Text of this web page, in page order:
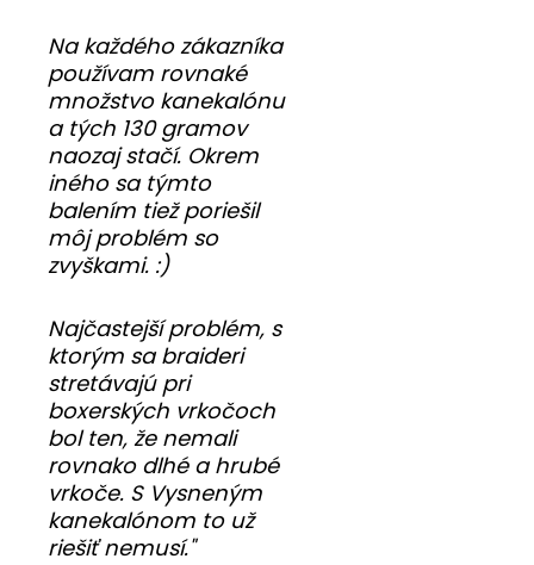
Na každého zákazníka
používam rovnaké
množstvo kanekalónu
a tých 130 gramov
naozaj stačí. Okrem
iného sa týmto
balením tiež poriešil
môj problém so
zvyškami. :)
Najčastejší problém, s
ktorým sa braideri
stretávajú pri
boxerských vrkočoch
bol ten, že nemali
rovnako dlhé a hrubé
vrkoče. S Vysneným
kanekalónom to už
riešiť nemusí."